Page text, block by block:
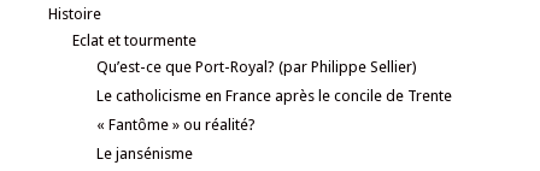
Histoire
Eclat et tourmente
Qu’est-ce que Port-Royal? (par Philippe Sellier)
Le catholicisme en France après le concile de Trente
« Fantôme » ou réalité?
Le jansénisme